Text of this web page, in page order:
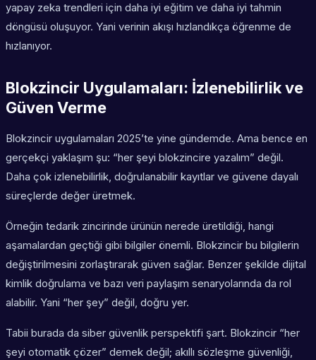
yapay zeka trendleri için daha iyi eğitim ve daha iyi tahmin
döngüsü oluşuyor. Yani verinin akışı hızlandıkça öğrenme de
hızlanıyor.
Blokzincir Uygulamaları: İzlenebilirlik ve
Güven Verme
Blokzincir uygulamaları 2025’te yine gündemde. Ama bence en
gerçekçi yaklaşım şu: “her şeyi blokzincire yazalım” değil.
Daha çok izlenebilirlik, doğrulanabilir kayıtlar ve güvene dayalı
süreçlerde değer üretmek.
Örneğin tedarik zincirinde ürünün nerede üretildiği, hangi
aşamalardan geçtiği gibi bilgiler önemli. Blokzincir bu bilgilerin
değiştirilmesini zorlaştırarak güven sağlar. Benzer şekilde dijital
kimlik doğrulama ve bazı veri paylaşım senaryolarında da rol
alabilir. Yani “her şey” değil, doğru yer.
Tabii burada da siber güvenlik perspektifi şart. Blokzincir “her
şeyi otomatik çözer” demek değil; akıllı sözleşme güvenliği,